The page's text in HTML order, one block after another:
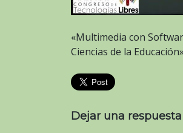
«Multimedia con
Ciencias de la
Dejar una respuesta